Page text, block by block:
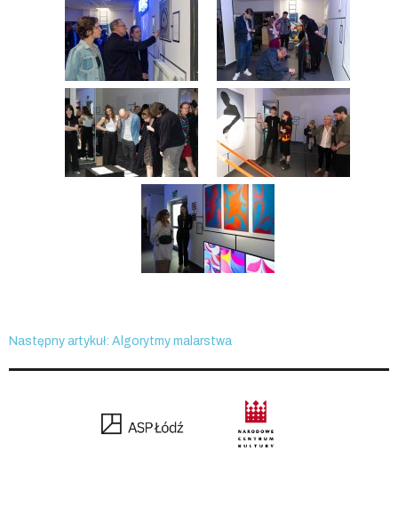
Następny artykuł: Algorytmy malarstwa